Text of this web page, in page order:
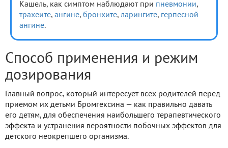
Кашель, как симптом наблюдают при пневмонии,
трахеите, ангине, бронхите, ларингите, герпесной
ангине.
Способ применения и режим
дозирования
Главный вопрос, который интересует всех родителей перед
приемом их детьми Бромгексина — как правильно давать
его детям, для обеспечения наибольшего терапевтического
эффекта и устранения вероятности побочных эффектов для
детского неокрепшего организма.